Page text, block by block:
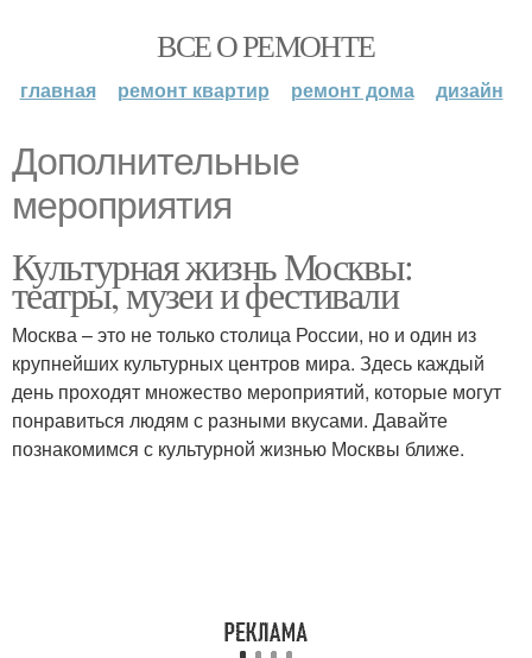
ВСЕ О РЕМОНТЕ
главная ремонт квартир ремонт дома дизайн
Дополнительные
мероприятия
Культурная жизнь Москвы:
театры, музеи и фестивали
Москва – это не только столица России, но и один из
крупнейших культурных центров мира. Здесь каждый
день проходят множество мероприятий, которые могут
понравиться людям с разными вкусами. Давайте
познакомимся с культурной жизнью Москвы ближе.